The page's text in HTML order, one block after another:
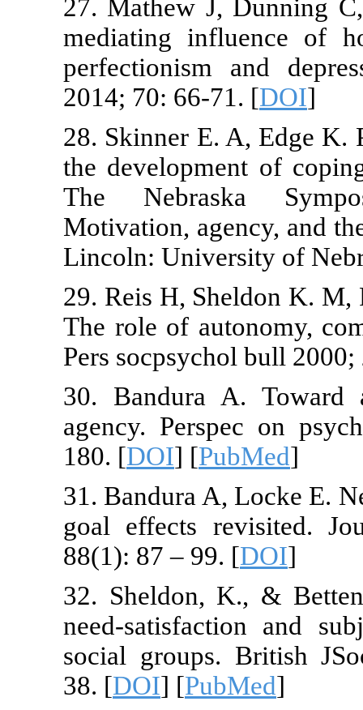
27. Mathew
mediating
2014; 70: 66-
28. Skinner
the
The
Motivation,
Lincoln:
29. Reis H,
The role of
Pers
30.
agency.
180. [DOI
31. Bandura
goal effects
88(1): 87 –
32.
need-
social
38. [DOI